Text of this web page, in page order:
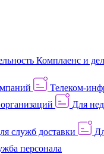
Комплаенс и
Телеком-
Для
служб доставки
персонала